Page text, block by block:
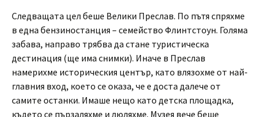
Следващата цел беше Велики Преслав. По пътя спряхме
в една бензиностанция – семейство Флинтстоун. Голяма
забава, направо трябва да стане туристическа
дестинация (ще има снимки). Иначе в Преслав
намерихме историческия център, като влязохме от най-
главния вход, което се оказа, че е доста далече от
самите останки. Имаше нещо като детска площадка,
където се пързаляхме и люляхме. Музея вече беше